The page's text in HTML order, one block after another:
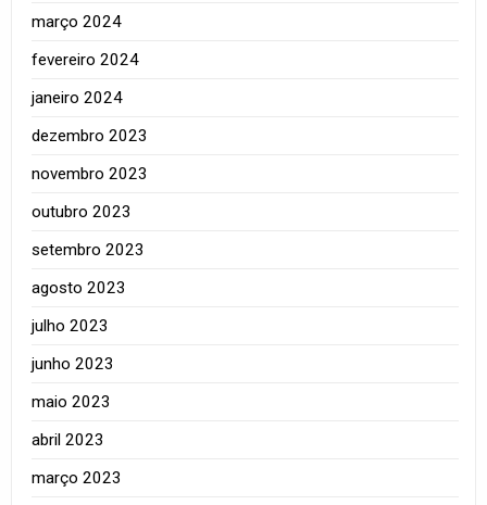
março 2024
fevereiro 2024
janeiro 2024
dezembro 2023
novembro 2023
outubro 2023
setembro 2023
agosto 2023
julho 2023
junho 2023
maio 2023
abril 2023
março 2023